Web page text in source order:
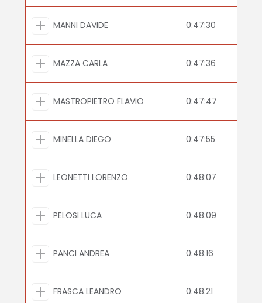
MANNI DAVIDE 0:47:30
MAZZA CARLA 0:47:36
MASTROPIETRO FLAVIO 0:47:47
MINELLA DIEGO 0:47:55
LEONETTI LORENZO 0:48:07
PELOSI LUCA 0:48:09
PANCI ANDREA 0:48:16
FRASCA LEANDRO 0:48:21